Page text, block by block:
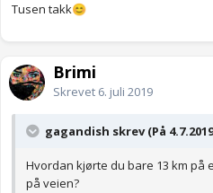
Tusen takk😊
Brimi
Skrevet 6. juli 2019
gagandish skrev (På
Hvordan kjørte du bare 13 km på
på veien?